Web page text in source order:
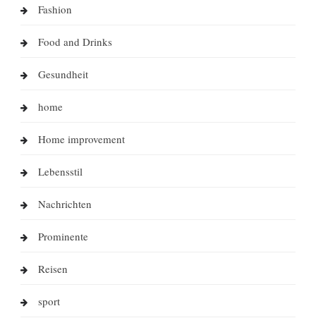
Fashion
Food and Drinks
Gesundheit
home
Home improvement
Lebensstil
Nachrichten
Prominente
Reisen
sport